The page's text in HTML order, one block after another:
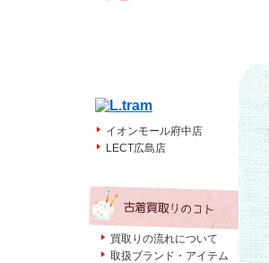
イオンモール府中店
LECT広島店
買取りの流れについて
取扱ブランド・アイテム